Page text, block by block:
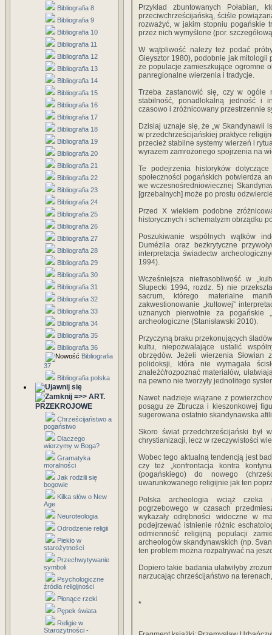
Bibliografia 8
Bibliografia 9
Bibliografia 10
Bibliografia 11
Bibliografia 12
Bibliografia 13
Bibliografia 14
Bibliografia 15
Bibliografia 16
Bibliografia 17
Bibliografia 18
Bibliografia 19
Bibliografia 20
Bibliografia 21
Bibliografia 22
Bibliografia 23
Bibliografia 24
Bibliografia 25
Bibliografia 26
Bibliografia 27
Bibliografia 28
Bibliografia 29
Bibliografia 30
Bibliografia 31
Bibliografia 32
Bibliografia 33
Bibliografia 34
Bibliografia 35
Bibliografia 36
Bibliografia
37
Bibliografia polska
=>> ART.
PRZEKROJOWE
Chrześcijaństwo a
pogaństwo
Dlaczego
wierzymy w Boga?
Gramatyka
moralności
Jak rodzili się
bogowie
Kilka słów o New
Age
Neuroteologia
Odrodzenie religii
Piekło w
starożytności
Przechwytywanie
symboli
Psychologiczne
źródła religijności
Płonące rzeki
Pępek świata
Religie w
Starożytności -
Przykład zbuntowanych
przeciwchrześcijańską, ściśle
rozważyć, w jakim stopniu pogańskie
przez nich wymyślone (por.
W wątpliwość należy też podać
Gieysztor 1980), podobnie jak
że populacje zamieszkujące ogromne
panregionalne wierzenia i tradycje.
Trzeba zastanowić się, czy w ogóle
stabilność, ponadlokalną jedność i
czasowo i zróżnicowany przestrzennie
Dzisiaj uznaje się, że „w Skandynawii
w przedchrześcijańskiej praktyce
przecież stabilne systemy wierzeń i
wyrazem zamrożonego spojrzenia na
Te podejrzenia historyków
społeczności pogańskich potwierdza
we wczesnośredniowiecznej
[grzebalnych] może po prostu
Przed X wiekiem podobne
historycznych i schematyzm obrządku
Poszukiwanie wspólnych wątków
Dumézila oraz bezkrytyczne
interpretacja świadectw
1994).
Wcześniejsza niefrasobliwość w
Słupecki 1994, rozdz. 5) nie
sacrum, którego materialne
zakwestionowanie „kultowej”
uznanych pierwotnie za pogańskie
archeologiczne (Stanisławski 2010).
Przyczyną braku przekonujących
kultu, niepozwalające ustalić
obrzędów. Jeżeli wierzenia Słowian
polidoksji, która nie wymagała
znaleźć/rozpoznać materiałów,
na pewno nie tworzyły jednolitego
Nawet nadzieje wiązane z
posągu ze Zbrucza i kieszonkowej
sugerowana ostatnio skandynawska
Skoro świat przedchrześcijański był
chrystianizacji, lecz w rzeczywistości
Wobec tego aktualną tendencją jest
czy też „konfrontacja kontra
(pogańskiego) do nowego
uwarunkowanego religijnie jak ten
Polska archeologia wciąż czeka
pogrzebowego w czasach
wykazały odrębności widoczne w
podejrzewać istnienie różnic
odmienność religijną populacji
archeologów skandynawskich (np.
ten problem można rozpatrywać na
Dopiero takie badania ułatwiłyby
narzucając chrześcijaństwo na
*